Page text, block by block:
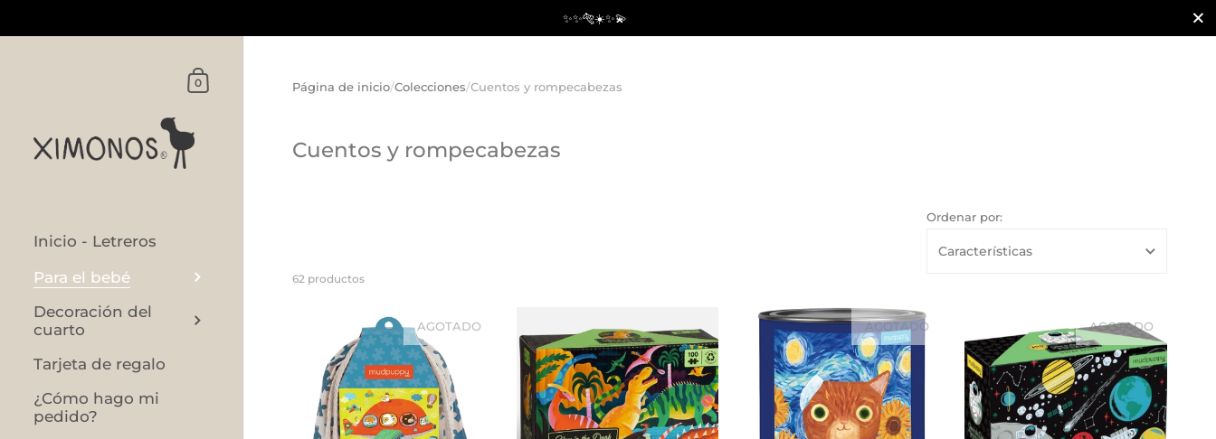
✨✨🐅☀️✨💫
Carrito
0
Inicio - Letreros
Para el bebé
Decoración del
cuarto
Tarjeta de regalo
¿Cómo hago mi
pedido?
Página de inicio/Colecciones/Cuentos y rompecabezas
Cuentos y rompecabezas
Ordenar por:
62 productos
AGOTADO AGOTADO AGOTADO